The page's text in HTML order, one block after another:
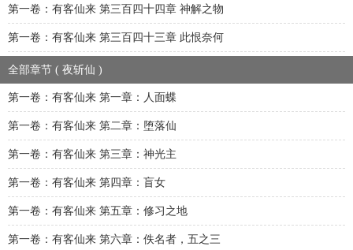
第一卷：有客仙来 第三百四十四章 神解之物
第一卷：有客仙来 第三百四十三章 此恨奈何
全部章节 ( 夜斩仙 )
第一卷：有客仙来 第一章：人面蝶
第一卷：有客仙来 第二章：堕落仙
第一卷：有客仙来 第三章：神光主
第一卷：有客仙来 第四章：盲女
第一卷：有客仙来 第五章：修习之地
第一卷：有客仙来 第六章：佚名者，五之三